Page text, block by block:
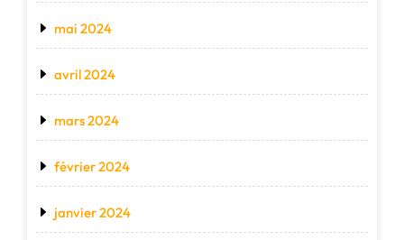
mai 2024
avril 2024
mars 2024
février 2024
janvier 2024